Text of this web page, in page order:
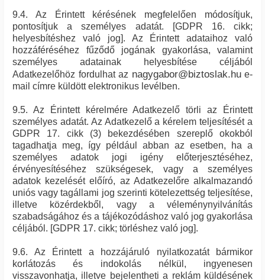
9.4. Az Érintett kérésének megfelelően módosítjuk,
pontosítjuk a személyes adatát. [GDPR 16. cikk;
helyesbítéshez való jog]. Az Érintett adataihoz való
hozzáféréséhez fűződő jogának gyakorlása, valamint
személyes adatainak helyesbítése céljából
Adatkezelőhöz fordulhat az nagygabor@biztoslak.hue-
mail címre küldött elektronikus levélben.
9.5. Az Érintett kérelmére Adatkezelő törli az Érintett
személyes adatát. Az Adatkezelő a kérelem teljesítését a
GDPR 17. cikk (3) bekezdésében szereplő okokból
tagadhatja meg, így például abban az esetben, ha a
személyes adatok jogi igény előterjesztéséhez,
érvényesítéséhez szükségesek, vagy a személyes
adatok kezelését előíró, az Adatkezelőre alkalmazandó
uniós vagy tagállami jog szerinti kötelezettség teljesítése,
illetve közérdekből, vagy a véleménynyilvánítás
szabadságához és a tájékozódáshoz való jog gyakorlása
céljából. [GDPR 17. cikk; törléshez való jog].
9.6. Az Érintett a hozzájáruló nyilatkozatát bármikor
korlátozás és indokolás nélkül, ingyenesen
visszavonhatja, illetve bejelentheti a reklám küldésének